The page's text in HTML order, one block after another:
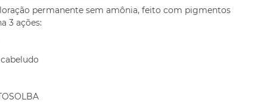
permanente sem amônia, feito com pigmentos
3 ações: